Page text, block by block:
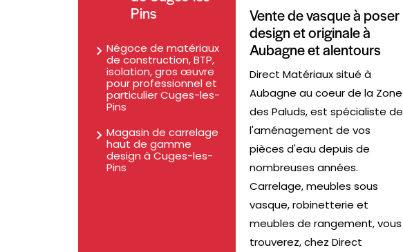
Pins
Négoce de matériaux
de construction, BTP,
isolation, gros œuvre
pour professionnel et
particulier Cuges-les-
Pins
Magasin de carrelage
haut de gamme
design à Cuges-les-
Pins
Vente de vasque à poser
design et originale à
Aubagne et alentours
Direct Matériaux situé à
Aubagne au coeur de la Zone
des Paluds, est spécialiste de
l'aménagement de vos
pièces d'eau depuis de
nombreuses années.
Carrelage, meubles sous
vasque, robinetterie et
meubles de rangement, vous
trouverez, chez Direct